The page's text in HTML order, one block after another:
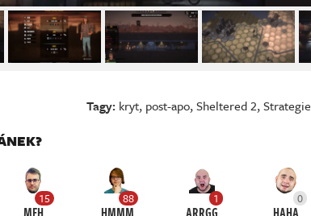
Tagy: kryt, post-apo,Sheltered 2,Strategie
15 88 1 0